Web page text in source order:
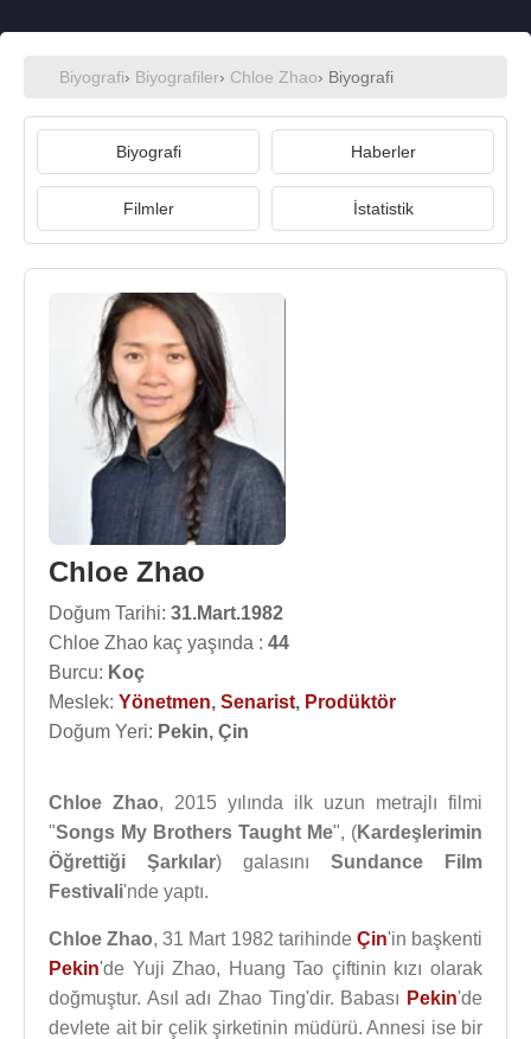
Biyografi› Biyografiler› Chloe Zhao› Biyografi
Biyografi Haberler
Filmler İstatistik
Chloe Zhao
Doğum Tarihi: 31.Mart.1982
Chloe Zhao kaç yaşında : 44
Burcu: Koç
Meslek: Yönetmen, Senarist, Prodüktör
Doğum Yeri: Pekin, Çin
Chloe Zhao, 2015 yılında ilk uzun metrajlı filmi
"Songs My Brothers Taught Me", (Kardeşlerimin
Öğrettiği Şarkılar) galasını Sundance Film
Festivali'nde yaptı.
Chloe Zhao, 31 Mart 1982 tarihinde Çin'in başkenti
Pekin'de Yuji Zhao, Huang Tao çiftinin kızı olarak
doğmuştur. Asıl adı Zhao Ting'dir. Babası Pekin'de
devlete ait bir çelik şirketinin müdürü. Annesi ise bir